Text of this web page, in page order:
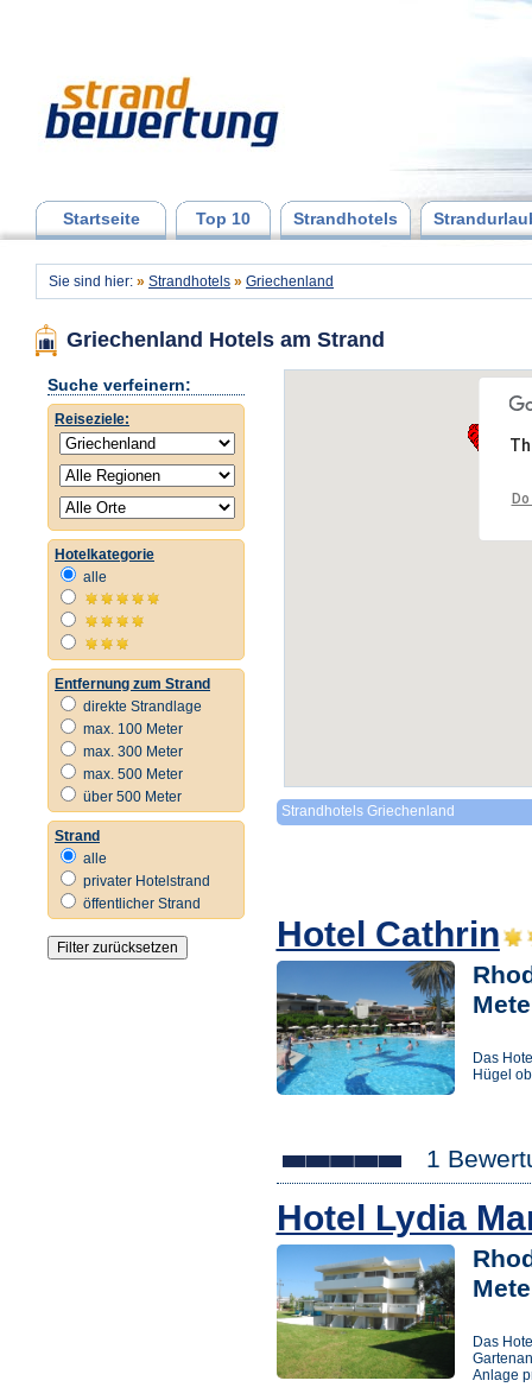
Startseite Top 10 Strandhotels
Sie sind hier: » Strandhotels » Griechenland
Griechenland Hotels am Strand
Suche verfeinern:
Reiseziele:
Hotelkategorie
alle
Entfernung zum Strand
direkte Strandlage
max. 100 Meter
max. 300 Meter
max. 500 Meter
über 500 Meter
Strand
alle
privater Hotelstrand
öffentlicher Strand
Strandhotels Griechenland
Hotel Cathrin
Das
Hügel
1
Hotel Lydia
Das
Anlage